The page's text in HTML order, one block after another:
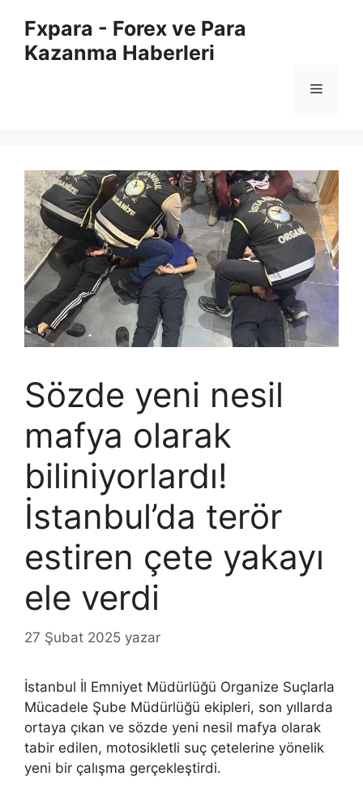
Fxpara - Forex ve Para
Kazanma Haberleri
Menü
Sözde yeni nesil
mafya olarak
biliniyorlardı!
İstanbul’da terör
estiren çete yakayı
ele verdi
27 Şubat 2025 yazar
İstanbul İl Emniyet Müdürlüğü Organize Suçlarla
Mücadele Şube Müdürlüğü ekipleri, son yıllarda
ortaya çıkan ve sözde yeni nesil mafya olarak
tabir edilen, motosikletli suç çetelerine yönelik
yeni bir çalışma gerçekleştirdi.